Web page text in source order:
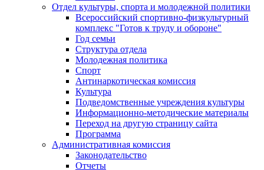
Отдел культуры, спорта и молодежной политики
Всероссийский спортивно-физкультурный
комплекс "Готов к труду и обороне"
Год семьи
Структура отдела
Молодежная политика
Спорт
Антинаркотическая комиссия
Культура
Подведомственные учреждения культуры
Информационно-методические материалы
Переход на другую страницу сайта
Программа
Административная комиссия
Законодательство
Отчеты